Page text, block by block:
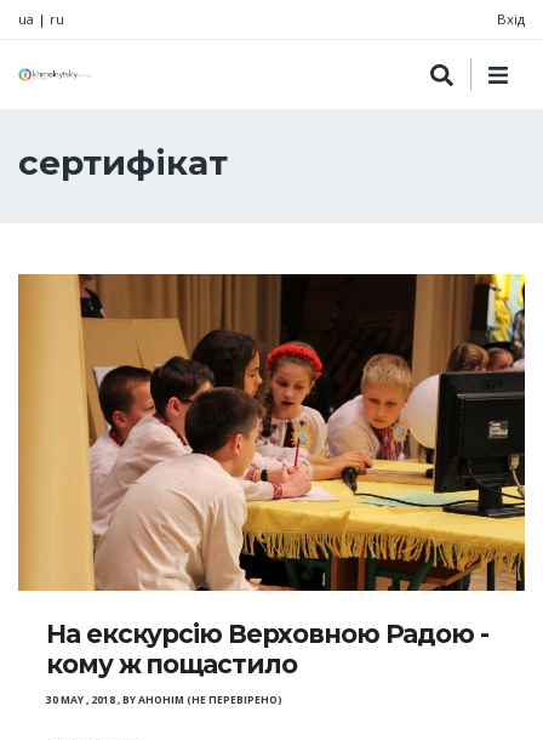
ua | ru Вхід
сертифікат
На екскурсію Верховною Радою -
кому ж пощастило
30 MAY , 2018,BYАНОНІМ (НЕ ПЕРЕВІРЕНО)